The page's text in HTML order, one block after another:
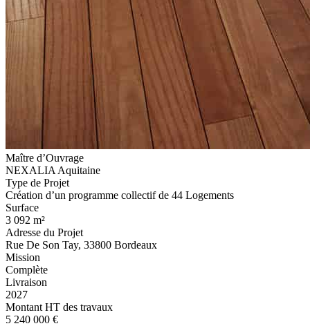
Maître d’Ouvrage
NEXALIA Aquitaine
Type de Projet
Création d’un programme collectif de 44 Logements
Surface
3 092 m²
Adresse du Projet
Rue De Son Tay, 33800 Bordeaux
Mission
Complète
Livraison
2027
Montant HT des travaux
5 240 000 €